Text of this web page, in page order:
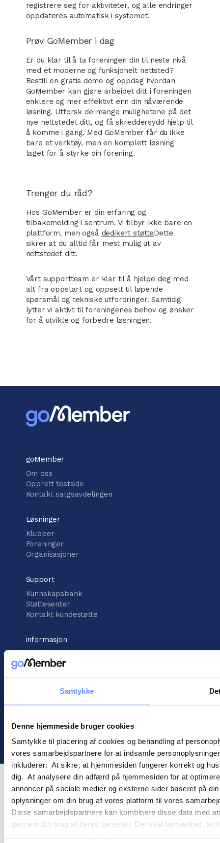
Samtykke
Denne hjemmeside bruger cookies
Samtykke til placering af cookies og behandling af
vores samarbejdspartnere for at indsamle
inkluderer: At sikre, at hjemmesiden fungerer korrekt og
dig. At analysere din adfærd på hjemmesiden for at
annoncer på sociale medier og eksterne sider baseret på
oplysninger om din brug af vores platform til vores
Disse samarbejdspartnere kan kombinere disse data med
gennem din brug af deres tjenester. Det skal bemærkes, at
registrere seg for aktiviteter, og alle endringer
oppdateres automatisk i systemet.
Prøv GoMember i dag
Er du klar til å ta foreningen din til neste nivå
med et moderne og funksjonelt nettsted?
Bestill en gratis demo og oppdag hvordan
GoMember kan gjøre arbeidet ditt i foreningen
enklere og mer effektivt enn din nåværende
løsning. Utforsk de mange mulighetene på det
nye nettstedet ditt, og få skreddersydd hjelp til
å komme i gang. Med GoMember får du ikke
bare et verktøy, men en komplett løsning
laget for å styrke din forening.
Trenger du råd?
Hos GoMember er din erfaring og
tilbakemelding i sentrum. Vi tilbyr ikke bare en
plattform, men også dedikert støtteDette
sikrer at du alltid får mest mulig ut av
nettstedet ditt.
Vårt supportteam er klar til å hjelpe deg med
alt fra oppstart og oppsett til løpende
spørsmål og tekniske utfordringer. Samtidig
lytter vi aktivt til foreningenes behov og ønsker
for å utvikle og forbedre løsningen.
goMember
Om oss
Opprett testside
Kontakt salgsavdelingen
Løsninger
Klubber
Foreninger
Organisasjoner
Support
Kunnskapsbank
Støttesenter
Kontakt kundestøtte
informasjon
Informasjonskapsler
! ©2026Gomember